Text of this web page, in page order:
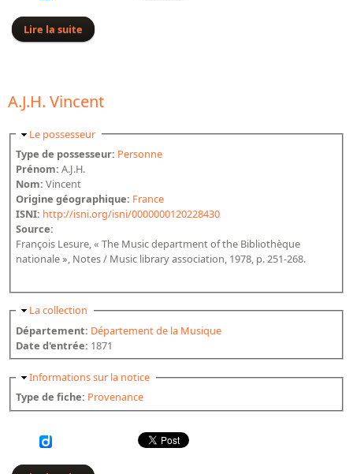
Lire la suite de Henry Vivarez
A.J.H. Vincent
Masquer
Le possesseur
Type de possesseur: Personne
Prénom:A.J.H.
Nom:Vincent
Origine géographique: France
ISNI: http://isni.org/isni/0000000120228430
Source:
François Lesure, « The Music department of the Bibliothèque
nationale », Notes / Music library association, 1978, p. 251-268.
Masquer
La collection
Département: Département de la Musique
Date d'entrée: 1871
Masquer
Informations sur la notice
Type de fiche: Provenance